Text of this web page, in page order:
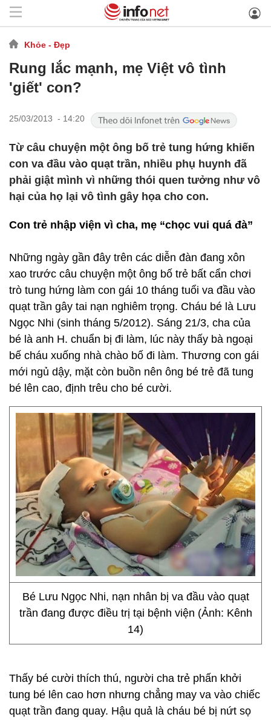
Khỏe - Đẹp
Rung lắc mạnh, mẹ Việt vô tình
'giết' con?
25/03/2013 - 14:20
Từ câu chuyện một ông bố trẻ tung hứng khiến
con va đầu vào quạt trần, nhiều phụ huynh đã
phải giật mình vì những thói quen tưởng như vô
hại của họ lại vô tình gây họa cho con.
Con trẻ nhập viện vì cha, mẹ “chọc vui quá đà”
Những ngày gần đây trên các diễn đàn đang xôn
xao trước câu chuyện một ông bố trẻ bất cẩn chơi
trò tung hứng làm con gái 10 tháng tuổi va đầu vào
quạt trần gây tai nạn nghiêm trọng. Cháu bé là Lưu
Ngọc Nhi (sinh tháng 5/2012). Sáng 21/3, cha của
bé là anh H. chuẩn bị đi làm, lúc này thấy bà ngoại
bế cháu xuống nhà chào bố đi làm. Thương con gái
mới ngủ dậy, mặt còn buồn nên ông bé trẻ đã tung
bé lên cao, định trêu cho bé cười.
Bé Lưu Ngọc Nhi, nạn nhân bị va đầu vào quạt
trần đang được điều trị tại bệnh viện (Ảnh: Kênh
14)
Thấy bé cười thích thú, người cha trẻ phấn khởi
tung bé lên cao hơn nhưng chẳng may va vào chiếc
quạt trần đang quay. Hậu quả là cháu bé bị nứt sọ